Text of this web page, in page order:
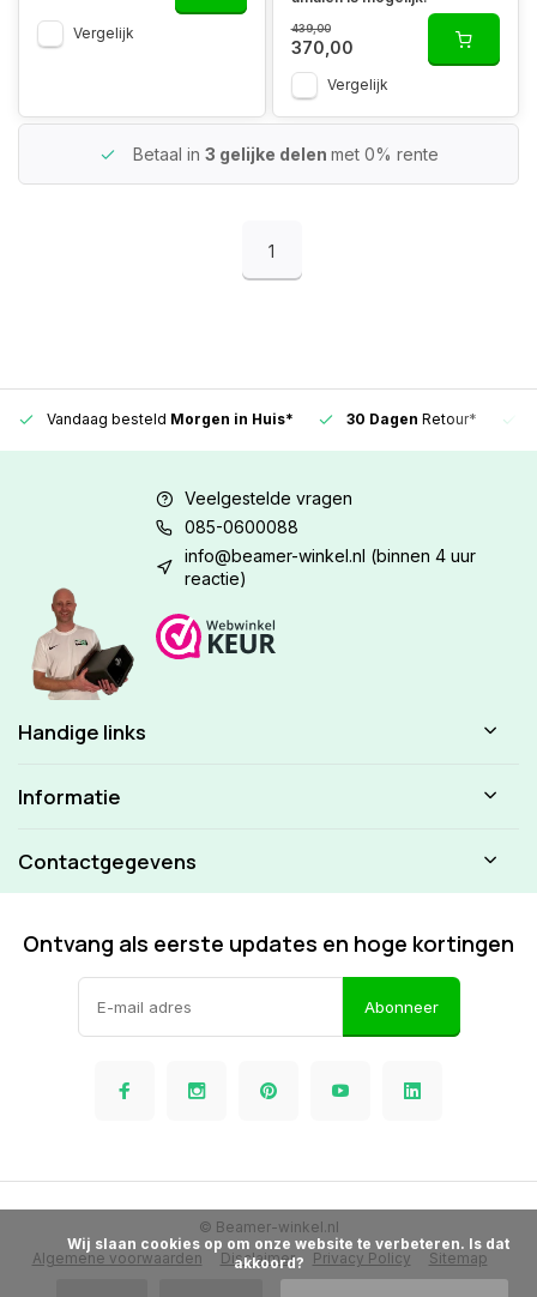
Vergelijk 439,00
370,00
Vergelijk
Betaal in 3 gelijke delen met 0% rente
1
Vandaag besteld Morgen in Huis* 30 Dagen Retour*
Veelgestelde vragen
085-0600088
info@beamer-winkel.nl (binnen 4 uur
reactie)
Handige links
Informatie
Contactgegevens
Ontvang als eerste updates en hoge kortingen
Abonneer
Algemene voorwaarden Disclaimer Privacy Policy Sitemap
© Beamer-winkel.nl
akkoord?